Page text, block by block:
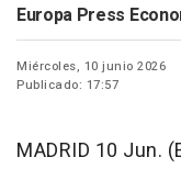
Europa Press
Miércoles, 10 junio 2026
Publicado: 17:57
MADRID 10 Jun.